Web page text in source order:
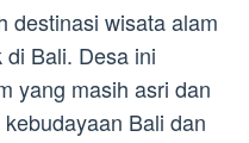
destinasi wisata alam
Bali. Desa ini
yang masih asri dan
Bali dan